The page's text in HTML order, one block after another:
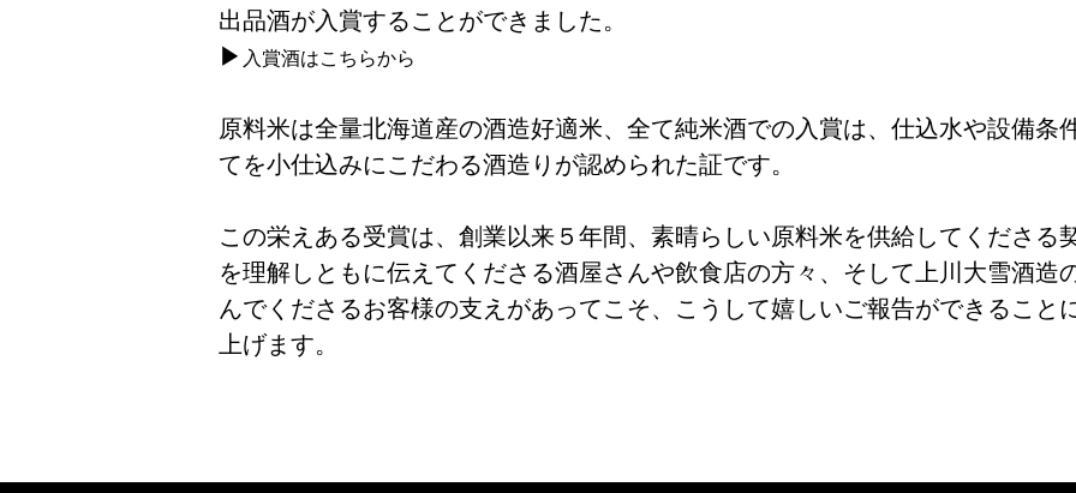
出品酒が入賞することができました。
▶︎ 入賞酒はこちらから
原料米は全量北海道産の酒造好適米、全て純米酒での入賞は、仕込水や設備条
てを小仕込みにこだわる酒造りが認められた証です。
この栄えある受賞は、創業以来５年間、素晴らしい原料米を供給してくださる
を理解しともに伝えてくださる酒屋さんや飲食店の方々、そして上川大雪酒造
んでくださるお客様の支えがあってこそ、こうして嬉しいご報告ができること
上げます。